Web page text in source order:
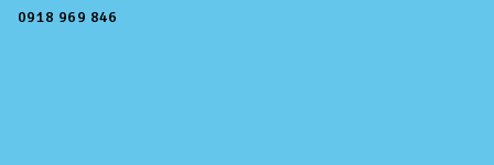
0918 969 846